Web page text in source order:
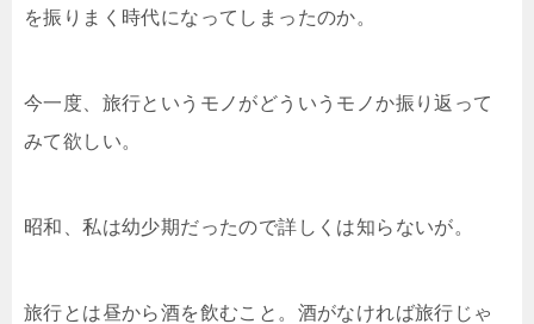
を振りまく時代になってしまったのか。
今一度、旅行というモノがどういうモノか振り返って
みて欲しい。
昭和、私は幼少期だったので詳しくは知らないが。
旅行とは昼から酒を飲むこと。酒がなければ旅行じゃ